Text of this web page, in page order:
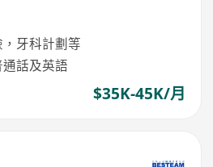
牙科計劃等
話及英語
$35K-45K/月